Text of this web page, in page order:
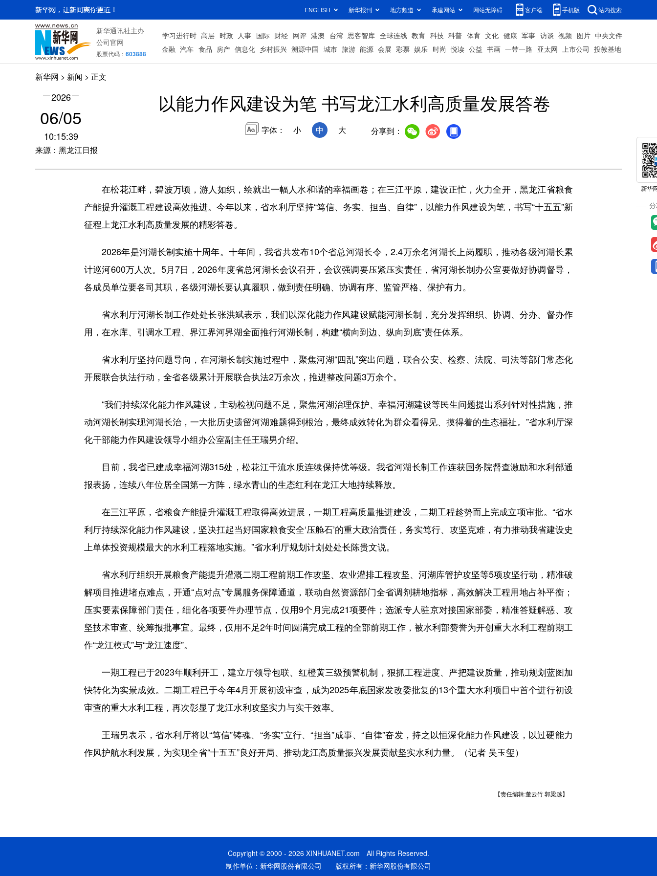
ENGLISH 新华报刊 地方频道 承建网站 网站无障碍 客户端 手机版 站内搜索
新华通讯社主办
公司官网
股票代码： 603888
学习进行时 高层 时政 人事 国际 财经 网评 港澳 台湾 思客智库 全球连线 教育 科技 科普 体育 文化 健康 军事 访谈 视频 图片 中央文件
金融 汽车 食品 房产 信息化 乡村振兴 溯源中国 城市 旅游 能源 会展 彩票 娱乐 时尚 悦读 公益 书画 一带一路 亚太网 上市公司 投教基地
新华网 > 新闻 > 正文
2026
06/05
10:15:39
来源：黑龙江日报
以能力作风建设为笔 书写龙江水利高质量发展答卷
字体： 小 中 大 分享到：
在松花江畔，碧波万顷，游人如织，绘就出一幅人水和谐的幸福画卷；在三江平原，建设正忙，火力全开，黑龙江省粮食
产能提升灌溉工程建设高效推进。今年以来，省水利厅坚持“笃信、务实、担当、自律”，以能力作风建设为笔，书写“十五五”新
征程上龙江水利高质量发展的精彩答卷。
2026年是河湖长制实施十周年。十年间，我省共发布10个省总河湖长令，2.4万余名河湖长上岗履职，推动各级河湖长累
计巡河600万人次。5月7日，2026年度省总河湖长会议召开，会议强调要压紧压实责任，省河湖长制办公室要做好协调督导，
各成员单位要各司其职，各级河湖长要认真履职，做到责任明确、协调有序、监管严格、保护有力。
省水利厅河湖长制工作处处长张洪斌表示，我们以深化能力作风建设赋能河湖长制，充分发挥组织、协调、分办、督办作
用，在水库、引调水工程、界江界河界湖全面推行河湖长制，构建“横向到边、纵向到底”责任体系。
省水利厅坚持问题导向，在河湖长制实施过程中，聚焦河湖“四乱”突出问题，联合公安、检察、法院、司法等部门常态化
开展联合执法行动，全省各级累计开展联合执法2万余次，推进整改问题3万余个。
“我们持续深化能力作风建设，主动检视问题不足，聚焦河湖治理保护、幸福河湖建设等民生问题提出系列针对性措施，推
动河湖长制实现河湖长治，一大批历史遗留河湖难题得到根治，最终成效转化为群众看得见、摸得着的生态福祉。”省水利厅深
化干部能力作风建设领导小组办公室副主任王瑞男介绍。
目前，我省已建成幸福河湖315处，松花江干流水质连续保持优等级。我省河湖长制工作连获国务院督查激励和水利部通
报表扬，连续八年位居全国第一方阵，绿水青山的生态红利在龙江大地持续释放。
在三江平原，省粮食产能提升灌溉工程取得高效进展，一期工程高质量推进建设，二期工程趁势而上完成立项审批。“省水
利厅持续深化能力作风建设，坚决扛起当好国家粮食安全‘压舱石’的重大政治责任，务实笃行、攻坚克难，有力推动我省建设史
上单体投资规模最大的水利工程落地实施。”省水利厅规划计划处处长陈贵文说。
省水利厅组织开展粮食产能提升灌溉二期工程前期工作攻坚、农业灌排工程攻坚、河湖库管护攻坚等5项攻坚行动，精准破
解项目推进堵点难点，开通“点对点”专属服务保障通道，联动自然资源部门全省调剂耕地指标，高效解决工程用地占补平衡；
压实要素保障部门责任，细化各项要件办理节点，仅用9个月完成21项要件；选派专人驻京对接国家部委，精准答疑解惑、攻
坚技术审查、统筹报批事宜。最终，仅用不足2年时间圆满完成工程的全部前期工作，被水利部赞誉为开创重大水利工程前期工
作“龙江模式”与“龙江速度”。
一期工程已于2023年顺利开工，建立厅领导包联、红橙黄三级预警机制，狠抓工程进度、严把建设质量，推动规划蓝图加
快转化为实景成效。二期工程已于今年4月开展初设审查，成为2025年底国家发改委批复的13个重大水利项目中首个进行初设
审查的重大水利工程，再次彰显了龙江水利攻坚实力与实干效率。
王瑞男表示，省水利厅将以“笃信”铸魂、“务实”立行、“担当”成事、“自律”奋发，持之以恒深化能力作风建设，以过硬能力
作风护航水利发展，为实现全省“十五五”良好开局、推动龙江高质量振兴发展贡献坚实水利力量。（记者 吴玉玺）
【责任编辑:董云竹 郭梁越】
Copyright © 2000 - 2026 XINHUANET.com All Rights Reserved.
制作单位：新华网股份有限公司 版权所有：新华网股份有限公司